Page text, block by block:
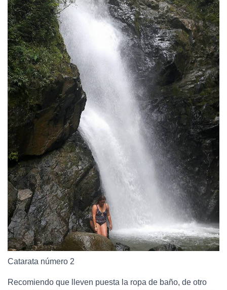
Catarata número 2
Recomiendo que lleven puesta la ropa de baño, de otro